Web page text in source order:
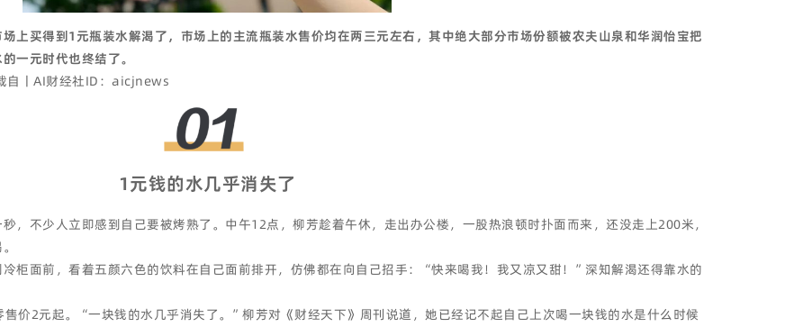
上买得到1元瓶装水解渴了，市场上的主流瓶装水售价均在两三元左右，其中绝大部分市场份额被农夫山泉和华润怡宝把
一元时代也终结了。
自丨AI财经社ID：aicjnews
1元钱的水几乎消失了
，不少人立即感到自己要被烤熟了。中午12点，柳芳趁着午休，走出办公楼，一股热浪顿时扑面而来，还没走上200米，
柜面前，看着五颜六色的饮料在自己面前排开，仿佛都在向自己招手：“快来喝我！我又凉又甜！”深知解渴还得靠水的
2元起。“一块钱的水几乎消失了。”柳芳对《财经天下》周刊说道，她已经记不起自己上次喝一块钱的水是什么时候